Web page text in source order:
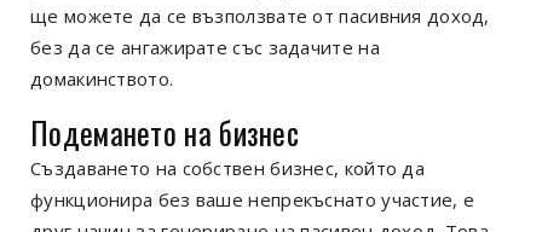
ще можете да се възползвате от пасивния доход,
без да се ангажирате със задачите на
домакинството.
Подемането на бизнес
Създаването на собствен бизнес, който да
функционира без ваше непрекъснато участие, е